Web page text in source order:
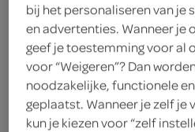
8 plakjes diepvries
hartigetaartdeeg
2 eetlepels rietsuiker
100 milliliter rode port
bij het personaliseren van je
en advertenties. Wanneer je
geef je toestemming voor al
voor “Weigeren”? Dan
noodzakelijke, functionele
geplaatst. Wanneer je zelf je
kun je kiezen voor “zelf